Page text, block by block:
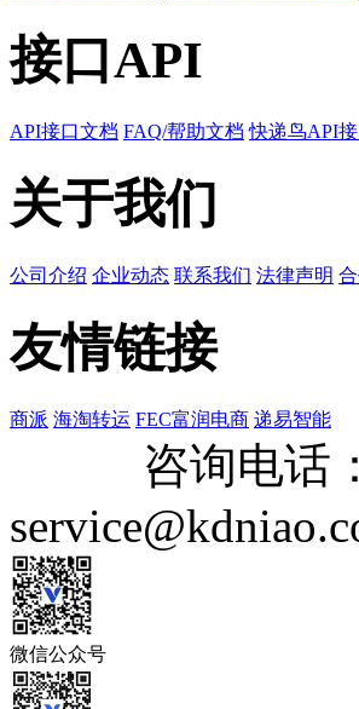
接口API
API接口文档 FAQ/帮助文档 快递鸟API
关于我们
公司介绍 企业动态 联系我们 法律声明
友情链接
商派 海淘转运 FEC富润电商 递易智能
咨询电话：
微信公众号